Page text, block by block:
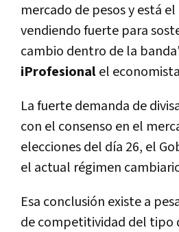
mercado de pesos y está el
vendiendo fuerte para
cambio dentro de la
iProfesionalel
La fuerte demanda de
con el consenso en el
elecciones del día 26, el
el actual régimen
Esa conclusión existe a
de competitividad del tipo